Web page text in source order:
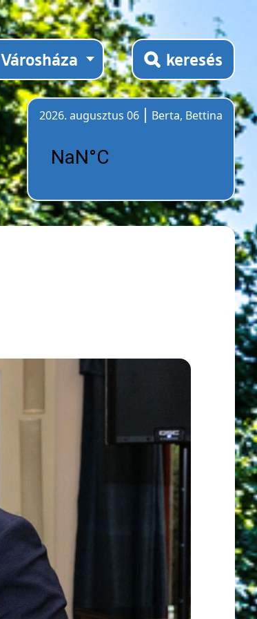
Városháza keresés
2026. augusztus 06
Berta, Bettina